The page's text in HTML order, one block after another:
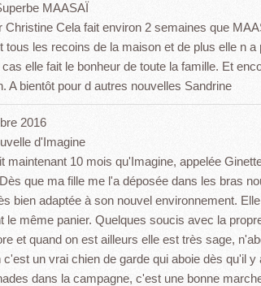
MAASAÏ
Christine Cela fait environ 2 semaines que
tous les recoins de la maison et de plus elle n
cas elle fait le bonheur de toute la famille. Et
A bientôt pour d autres nouvelles Sandrine
2016
d'Imagine
maintenant 10 mois qu'Imagine, appelée
que ma fille me l'a déposée dans les bras
bien adaptée à son nouvel environnement.
le même panier. Quelques soucis avec la
et quand on est ailleurs elle est très sage,
c'est un vrai chien de garde qui aboie dès qu'il
dans la campagne, c'est une bonne